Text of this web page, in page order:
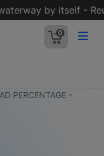
by itself -
0
PERCENTAGE -